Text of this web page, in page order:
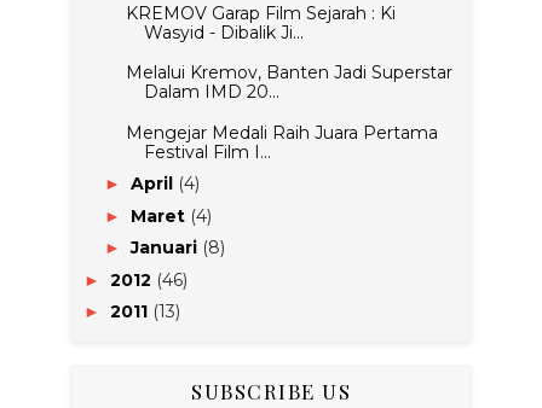
KREMOV Garap Film Sejarah : Ki
Wasyid - Dibalik Ji...
Melalui Kremov, Banten Jadi Superstar
Dalam IMD 20...
Mengejar Medali Raih Juara Pertama
Festival Film I...
► April (4)
► Maret (4)
►Januari (8)
► 2012 (46)
► 2011 (13)
SUBSCRIBE US